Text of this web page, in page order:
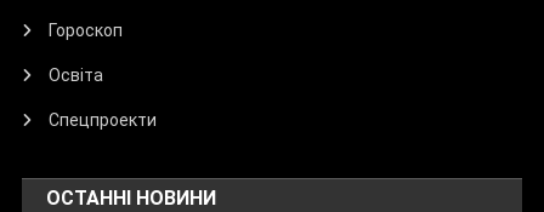
Гороскоп
Освіта
Спецпроекти
ОСТАННІ НОВИНИ